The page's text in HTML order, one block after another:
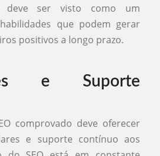
deve ser visto como um
que podem gerar
positivos a longo prazo.
e Suporte
comprovado deve oferecer
e suporte contínuo aos